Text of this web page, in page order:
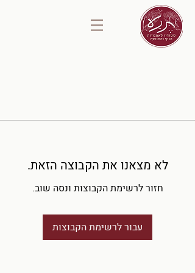
לא מצאנו את הקבוצה הזאת.
חזור לרשימת הקבוצות ונסה שוב.
עבור לרשימת הקבוצות